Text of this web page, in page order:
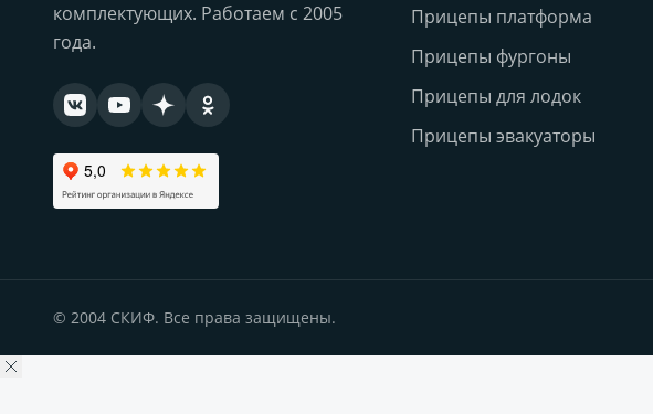
комплектующих. Работаем с 2005
года.
Прицепы платформа
Прицепы фургоны
Прицепы для лодок
Прицепы эвакуаторы
© 2004 СКИФ. Все права защищены.